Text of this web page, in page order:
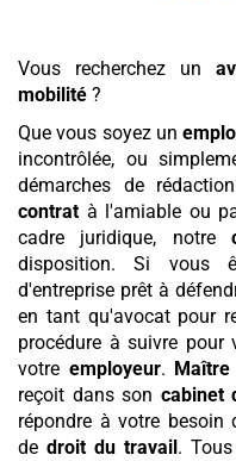
Vous recherchez un
mobilité ?
Que vous soyez un
incontrôlée, ou
démarches de
contrat à l'amiable ou
cadre juridique, notre
disposition. Si
d'entreprise prêt à
en tant qu'avocat pour
procédure à suivre pour
votre employeur.
reçoit dans son cabinet
répondre à votre besoin
de droit du travail.